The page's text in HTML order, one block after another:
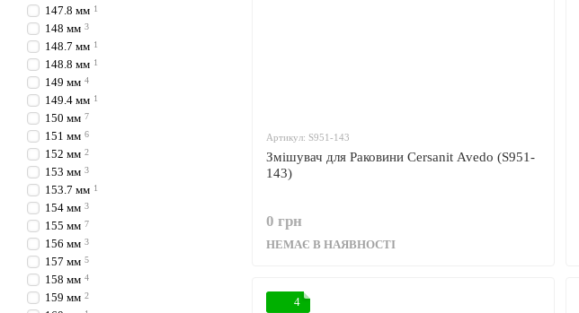
Артикул: S951-143
Змішувач для Раковини Cersanit Avedo (S951-
143)
0 грн
НЕМАЄ В НАЯВНОСТІ
4
147.8 мм 1
148 мм 3
148.7 мм 1
148.8 мм 1
149 мм 4
149.4 мм 1
150 мм 7
151 мм 6
152 мм 2
153 мм 3
153.7 мм 1
154 мм 3
155 мм 7
156 мм 3
157 мм 5
158 мм 4
159 мм 2